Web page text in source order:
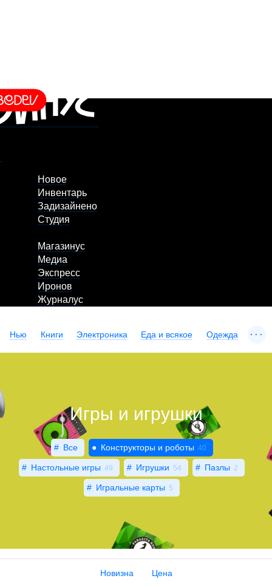
Новое
Инвентарь
Задизайнено
Студия
Магазинус
Медиа
Экспресс
Иронов
Журналус
Нью Книги Электроника Еда и всякое Одежда ...
Игры и игрушки
Все Конструкторы и роботы 40
Настольные игры 49 Игрушки 54 Пазлы 2
Игральные карты 5
Новизна Цена